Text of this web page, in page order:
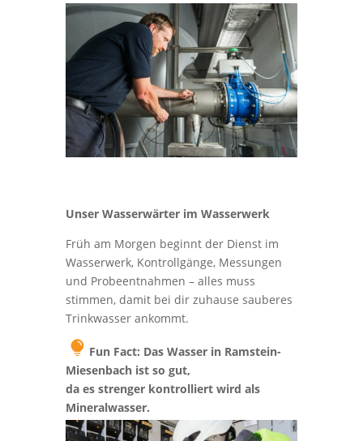
Unser Wasserwärter im Wasserwerk
Früh am Morgen beginnt der Dienst im
Wasserwerk, Kontrollgänge, Messungen
und Probeentnahmen – alles muss
stimmen, damit bei dir zuhause sauberes
Trinkwasser ankommt.
ic
o
n
_l
ig
Fun Fact: Das Wasser in Ramstein-
Miesenbach ist so gut,
da es strenger kontrolliert wird als
Mineralwasser.